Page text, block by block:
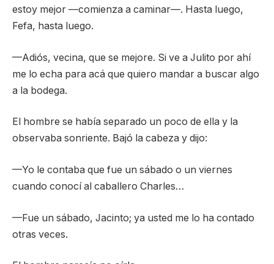
estoy mejor —comienza a caminar—. Hasta luego,
Fefa, hasta luego.
—Adiós, vecina, que se mejore. Si ve a Julito por ahí
me lo echa para acá que quiero mandar a buscar algo
a la bodega.
El hombre se había separado un poco de ella y la
observaba sonriente. Bajó la cabeza y dijo:
—Yo le contaba que fue un sábado o un viernes
cuando conocí al caballero Charles…
—Fue un sábado, Jacinto; ya usted me lo ha contado
otras veces.